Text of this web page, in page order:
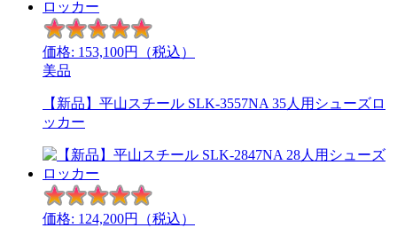
価格: 153,100円（税込）
美品
【新品】平山スチール SLK-3557NA 35人用シューズロ
ッカー
価格: 124,200円（税込）